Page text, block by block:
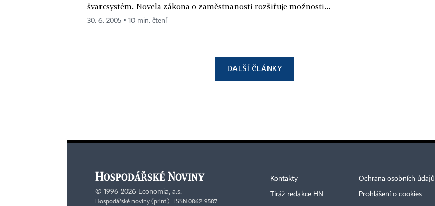
švarcsystém. Novela zákona o zaměstnanosti rozšiřuje možnosti...
30. 6. 2005 ▪ 10 min. čtení
DALŠÍ ČLÁNKY
© 1996-2026 Economia, a.s.
Hospodářské noviny (print) ISSN 0862-9587
Kontakty
Tiráž redakce HN
Ochrana osobních údajů
Prohlášení o cookies